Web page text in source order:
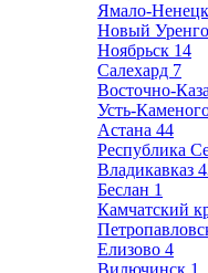
Ямало-
Новый
Ноябрьск 14
Салехард 7
Восточно-
Усть-
Астана 44
Республика
Владикавказ
Беслан 1
Камчатский
Елизово 4
Вилючинск 1